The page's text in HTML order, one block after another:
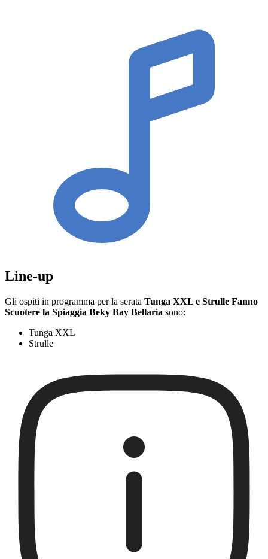
Line-up
Gli ospiti in programma per la serata Tunga XXL e Strulle Fanno
Scuotere la Spiaggia Beky Bay Bellaria sono:
Tunga XXL
Strulle